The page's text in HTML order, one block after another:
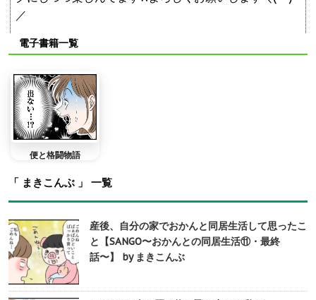
／
電子書籍一覧
便と格闘物語
「 まきこんぶ 」 一覧
産後、自分の家でおかんと同居生活して思ったこ
と【SANGO〜おかんとの同居生活⑪・最終
話〜】 by まきこんぶ